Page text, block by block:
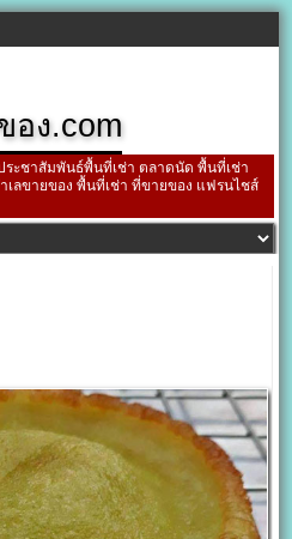
อง.com
ระชาสัมพันธ์พื้นที่เช่า ตลาดนัด พื้นที่เช่า
ลขายของ พื้นที่เช่า ที่ขายของ แฟรนไชส์